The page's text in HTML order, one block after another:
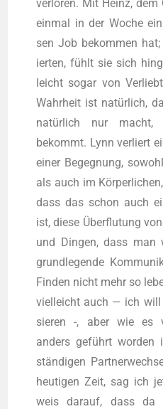
ver­lo­ren. Mit Heinz,
ein­mal in der Woche
sen Job bekom­men
ier­ten, fühlt sie sich
leicht sogar von
Wahr­heit ist natür­lich,
natür­lich nur
bekommt. Lynn ver­liert
einer Begeg­nung,
als auch im
dass das schon auch
ist, die­se Über­flu­tung
und Din­gen, dass man
grund­le­gen­de
Fin­den nicht mehr so
viel­leicht auch — ich
sie­ren -, aber wie es
anders geführt wor­den
stän­di­gen
heu­ti­gen Zeit, sag ich
weis dar­auf, dass da